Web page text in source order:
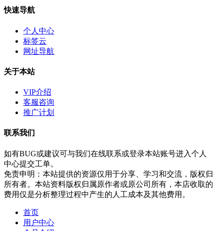
快速导航
个人中心
标签云
网址导航
关于本站
VIP介绍
客服咨询
推广计划
联系我们
如有BUG或建议可与我们在线联系或登录本站账号进入个人
中心提交工单。
免责申明：本站提供的资源仅用于分享、学习和交流，版权归
所有者。本站资料版权归属原作者或原公司所有，本店收取的
费用仅是分析整理过程中产生的人工成本及其他费用。
首页
用户中心